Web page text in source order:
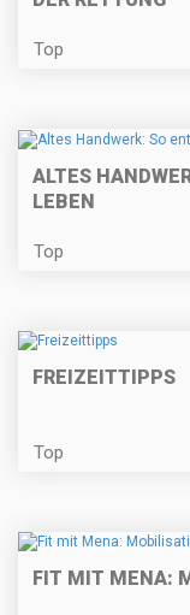
Top
ALTES
LEBEN
Top
FREIZEITTIPPS
Top
FIT MIT MENA: